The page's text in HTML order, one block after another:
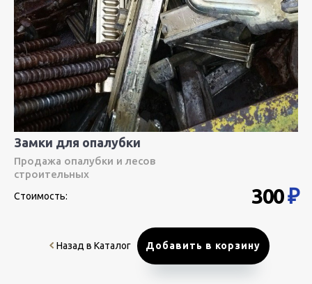
Замки для опалубки
Продажа опалубки и лесов
строительных
Стоимость: 300₽
Назад в Каталог Добавить в корзину